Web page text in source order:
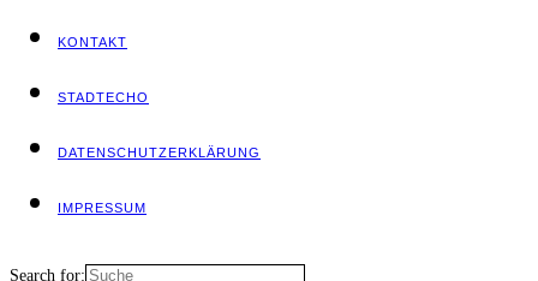
KON­TAKT
STADT­ECHO
DATEN­SCHUTZ­ER­KLÄ­RUNG
IMPRES­SUM
Search for: